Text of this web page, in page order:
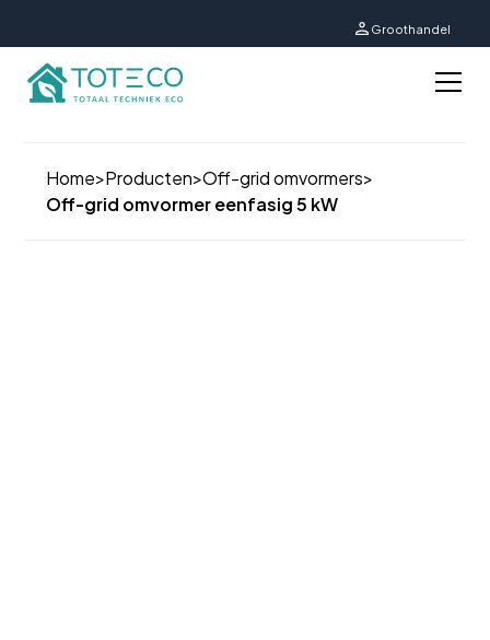
Groothandel
Home>Producten>Off-grid omvormers>
Off-grid omvormer eenfasig 5 kW